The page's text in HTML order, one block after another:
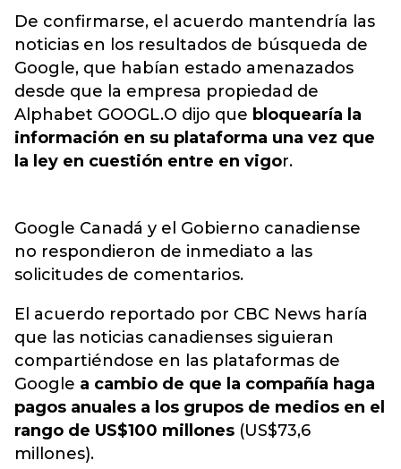
De confirmarse, el acuerdo mantendría las
noticias en los resultados de búsqueda de
Google, que habían estado amenazados
desde que la empresa propiedad de
Alphabet GOOGL.O dijo que bloquearía la
información en su plataforma una vez que
la ley en cuestión entre en vigor.
Google Canadá y el Gobierno canadiense
no respondieron de inmediato a las
solicitudes de comentarios.
El acuerdo reportado por CBC News haría
que las noticias canadienses siguieran
compartiéndose en las plataformas de
Google a cambio de que la compañía haga
pagos anuales a los grupos de medios en el
rango de US$100 millones (US$73,6
millones).